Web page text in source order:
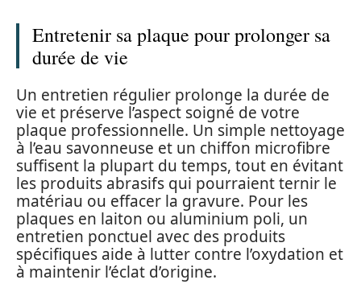
Entretenir sa plaque pour prolonger sa
durée de vie
Un entretien régulier prolonge la durée de
vie et préserve l’aspect soigné de votre
plaque professionnelle. Un simple nettoyage
à l’eau savonneuse et un chiffon microfibre
suffisent la plupart du temps, tout en évitant
les produits abrasifs qui pourraient ternir le
matériau ou effacer la gravure. Pour les
plaques en laiton ou aluminium poli, un
entretien ponctuel avec des produits
spécifiques aide à lutter contre l’oxydation et
à maintenir l’éclat d’origine.